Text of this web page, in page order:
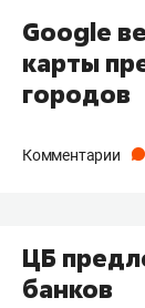
​Google
карты
городов
Комментарии
ЦБ
банков